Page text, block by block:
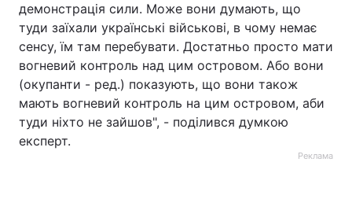
демонстрація сили. Може вони думають, що
туди заїхали українські військові, в чому немає
сенсу, їм там перебувати. Достатньо просто мати
вогневий контроль над цим островом. Або вони
(окупанти - ред.) показують, що вони також
мають вогневий контроль на цим островом, аби
туди ніхто не зайшов", - поділився думкою
експерт.
Реклама